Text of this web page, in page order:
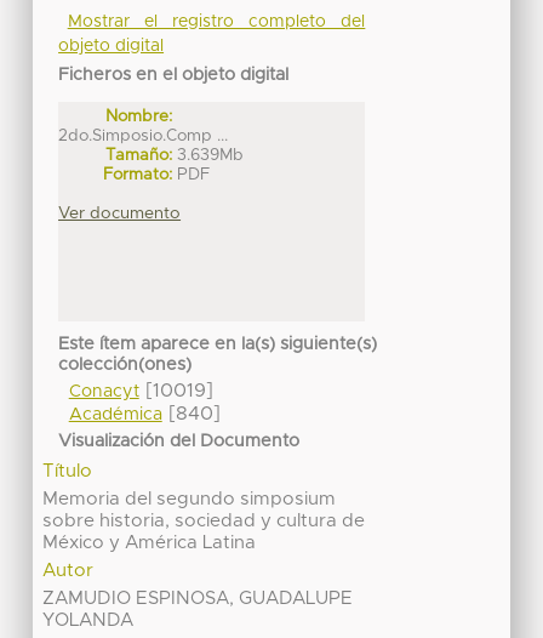
Mostrar el registro completo del
objeto digital
Ficheros en el objeto digital
Nombre:
2do.Simposio.Comp ...
Tamaño: 3.639Mb
Formato: PDF
Ver documento
Este ítem aparece en la(s) siguiente(s)
colección(ones)
Conacyt[10019]
Académica[840]
Visualización del Documento
Título
Memoria del segundo simposium
sobre historia, sociedad y cultura de
México y América Latina
Autor
ZAMUDIO ESPINOSA, GUADALUPE
YOLANDA